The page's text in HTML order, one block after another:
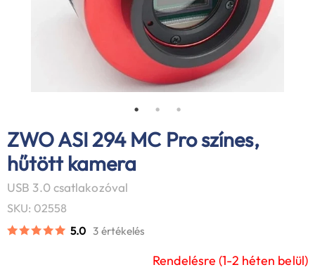
ZWO ASI 294 MC Pro színes,
hűtött kamera
USB 3.0 csatlakozóval
SKU: 02558
5.0 3 értékelés
Rendelésre (1-2 héten belül)